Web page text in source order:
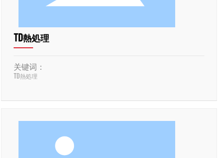
TD熱処理
关键词：
TD熱処理